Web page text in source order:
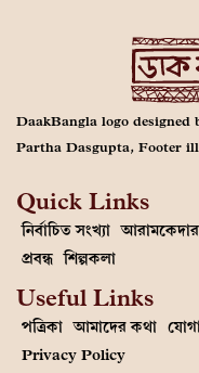
DaakBangla logo
Partha Dasgupta, Footer
Quick Links
নির্বাচিত সংখ্যা
প্রবন্ধ শিল্পকলা
Useful Links
পত্রিকা আমাদের কথা
Privacy Policy